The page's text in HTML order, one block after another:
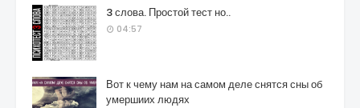
3 слова. Простой тест но..
04:57
Вот к чему нам на самом деле снятся сны об
умершиих людях